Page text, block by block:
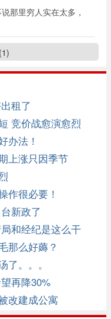
那里穷人实在太多，
1)
租了
竞价战愈演愈烈
办法！
上涨只因季节
作很必要！
新政了
和经纪是这么干
那么好薅？
。。。
再降30%
改建成公寓